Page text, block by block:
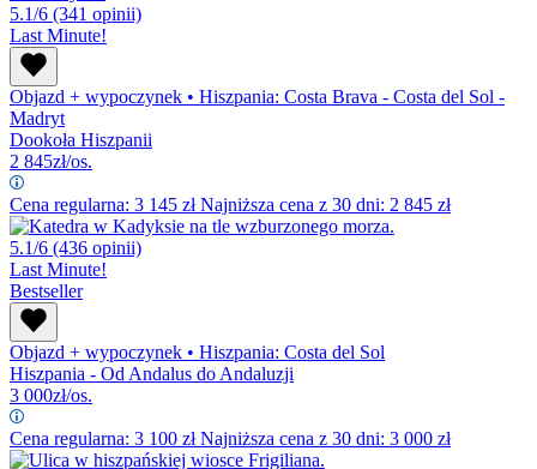
5.1/6 (341 opinii)
Last Minute!
Objazd + wypoczynek • Hiszpania: Costa Brava - Costa del Sol -
Madryt
Dookoła Hiszpanii
2 845zł/os.
Cena regularna: 3 145 złNajniższa cena z 30 dni: 2 845 zł
5.1/6 (436 opinii)
Last Minute!
Bestseller
Objazd + wypoczynek • Hiszpania: Costa del Sol
Hiszpania - Od Andalus do Andaluzji
3 000zł/os.
Cena regularna: 3 100 złNajniższa cena z 30 dni: 3 000 zł